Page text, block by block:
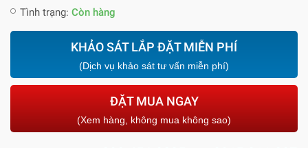
Tình trạng: Còn hàng
KHẢO SÁT LẮP ĐẶT MIỄN PHÍ
(Dịch vụ khảo sát tư vấn miễn phí)
ĐẶT MUA NGAY
(Xem hàng, không mua không sao)